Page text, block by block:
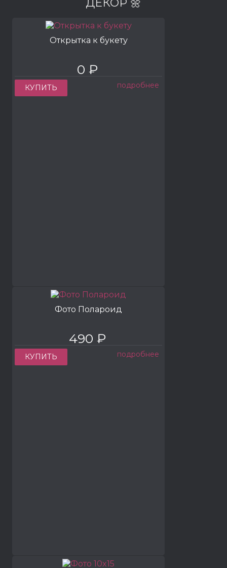
ДЕКОР 🌼
Открытка к букету
0 ₽
КУПИТЬ подробнее
Фото Полароид
490 ₽
КУПИТЬ подробнее